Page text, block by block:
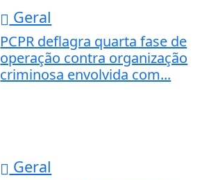
Geral
PCPR deflagra quarta fase de
operação contra organização
criminosa envolvida com...
Geral